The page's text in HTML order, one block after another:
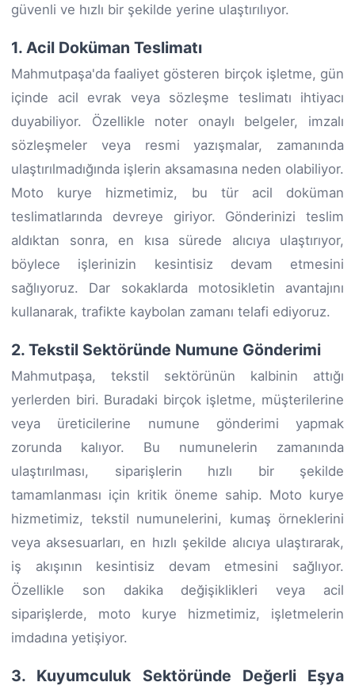
güvenli ve hızlı bir şekilde yerine ulaştırılıyor.
1. Acil Doküman Teslimatı
Mahmutpaşa'da faaliyet gösteren birçok işletme, gün
içinde acil evrak veya sözleşme teslimatı ihtiyacı
duyabiliyor. Özellikle noter onaylı belgeler, imzalı
sözleşmeler veya resmi yazışmalar, zamanında
ulaştırılmadığında işlerin aksamasına neden olabiliyor.
Moto kurye hizmetimiz, bu tür acil doküman
teslimatlarında devreye giriyor. Gönderinizi teslim
aldıktan sonra, en kısa sürede alıcıya ulaştırıyor,
böylece işlerinizin kesintisiz devam etmesini
sağlıyoruz. Dar sokaklarda motosikletin avantajını
kullanarak, trafikte kaybolan zamanı telafi ediyoruz.
2. Tekstil Sektöründe Numune Gönderimi
Mahmutpaşa, tekstil sektörünün kalbinin attığı
yerlerden biri. Buradaki birçok işletme, müşterilerine
veya üreticilerine numune gönderimi yapmak
zorunda kalıyor. Bu numunelerin zamanında
ulaştırılması, siparişlerin hızlı bir şekilde
tamamlanması için kritik öneme sahip. Moto kurye
hizmetimiz, tekstil numunelerini, kumaş örneklerini
veya aksesuarları, en hızlı şekilde alıcıya ulaştırarak,
iş akışının kesintisiz devam etmesini sağlıyor.
Özellikle son dakika değişiklikleri veya acil
siparişlerde, moto kurye hizmetimiz, işletmelerin
imdadına yetişiyor.
3. Kuyumculuk Sektöründe Değerli Eşya